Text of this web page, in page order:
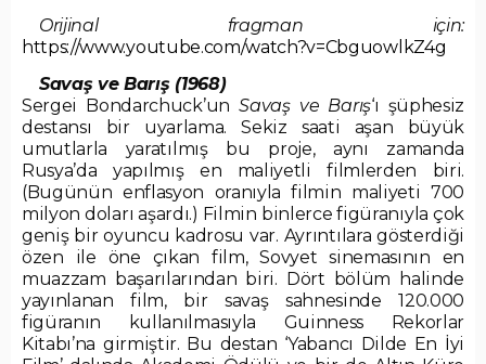
Orijinal fragman için:
https://www.youtube.com/watch?v=CbguowlkZ4g
Savaş ve Barış (1968)
Sergei Bondarchuck’unSavaş ve Barış‘ı şüphesiz
destansı bir uyarlama. Sekiz saati aşan büyük
umutlarla yaratılmış bu proje, aynı zamanda
Rusya’da yapılmış en maliyetli filmlerden biri.
(Bugünün enflasyon oranıyla filmin maliyeti 700
milyon doları aşardı.) Filmin binlerce figüranıyla çok
geniş bir oyuncu kadrosu var. Ayrıntılara gösterdiği
özen ile öne çıkan film, Sovyet sinemasının en
muazzam başarılarından biri. Dört bölüm halinde
yayınlanan film, bir savaş sahnesinde 120.000
figüranın kullanılmasıyla Guinness Rekorlar
Kitabı’na girmiştir. Bu destan ‘Yabancı Dilde En İyi